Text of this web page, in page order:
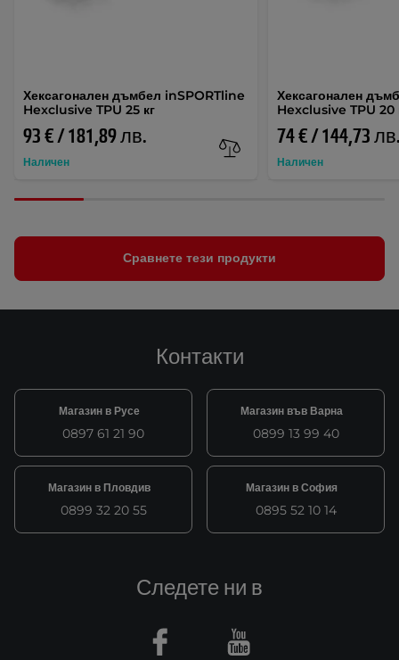
Хексагонален дъмбел inSPORTline
Hexclusive TPU 25 кг
93 € / 181,89 лв.
Наличен
Хексагонален
Hexclusive TPU 20
74 € / 144,73
Наличен
Сравнете тези продукти
Контакти
Магазин в Русе
0897 61 21 90
Магазин във Варна
0899 13 99 40
Магазин в Пловдив
0899 32 20 55
Магазин в София
0895 52 10 14
Следете ни в
Facebook Youtube